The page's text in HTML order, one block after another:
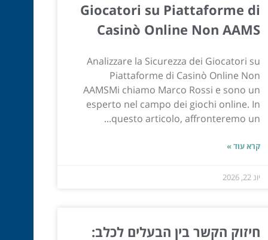
Giocatori su Piattaforme di
Casinò Online Non AAMS
Analizzare la Sicurezza dei Giocatori su
Piattaforme di Casinò Online Non
AAMSMi chiamo Marco Rossi e sono un
esperto nel campo dei giochi online. In
questo articolo, affronteremo un...
קרא עוד »
יונ 22, 2026
חיזוק הקשר בין הבעלים לכלב: